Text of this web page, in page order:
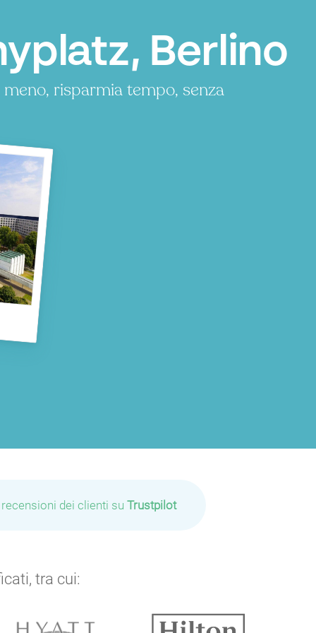
Berlino
risparmia tempo, senza
dei clienti su Trustpilot
tra cui: